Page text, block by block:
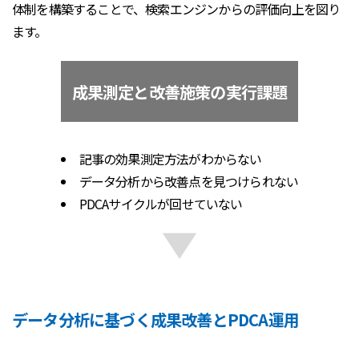
体制を構築することで、検索エンジンからの評価向上を図り
ます。
成果測定と改善施策の実行課題
記事の効果測定方法がわからない
データ分析から改善点を見つけられない
PDCAサイクルが回せていない
データ分析に基づく成果改善とPDCA運用